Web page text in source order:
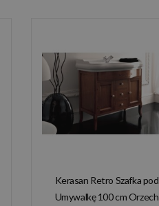
Kerasan Retro Szafka pod
Umywalkę 100 cm Orzech